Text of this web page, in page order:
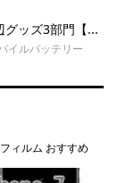
グッズ3部門【...
イルバッテリー
ィルム おすすめ